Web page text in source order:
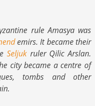
rule Amasya was
emirs. It became their
Seljukruler Qilic Arslan.
city became a centre of
tombs and other